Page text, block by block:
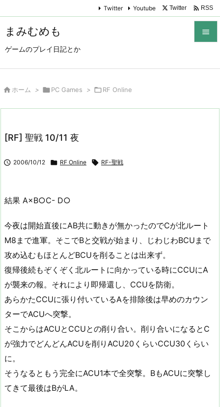
まみむめも
ゲームのプレイ日記とか

Twitter Youtube Twitter  RSS
 ホーム > PC Games > RF Online
[RF] 聖戦 10/11 夜
 2006/10/12  RF Online  RF-聖戦
結果 A×B○C- D○
今夜は開始直後にAB共に動きが無かったのでCが北ルート
M8まで進軍。そこでBと交戦が始まり、じわじわBCUまで
攻め込むもほとんどBCUを削ることは出来ず。
復帰後続もぞくぞく北ルートに向かっている時にCCUにA
が襲来の報。それにより即帰還し、CCUを防衛。
あらかたCCUに張り付いているAを排除後は早めのカウン
ターでACUへ突撃。
そこからはACUとCCUとの削り合い。削り合いになるとC
が強力でどんどんACUを削りACU20くらいCCU30くらい
に。
そうなるともう完全にACU1本で全突撃。BもACUに突撃し
てきて最後はBがLA。